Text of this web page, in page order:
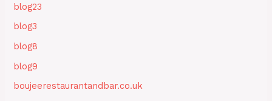
blog23
blog3
blog8
blog9
boujeerestaurantandbar.co.uk